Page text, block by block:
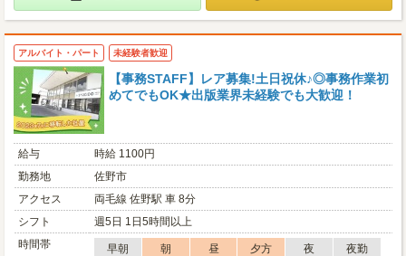
アルバイト・パート 未経験者歓迎
【事務STAFF】レア募集!土日祝休♪◎事務作業初
めてでもOK★出版業界未経験でも大歓迎！
給与
時給 1100円
勤務地
佐野市
アクセス
両毛線 佐野駅 車 8分
シフト
週5日 1日5時間以上
時間帯
早朝 朝 昼 夕方 夜
夜勤